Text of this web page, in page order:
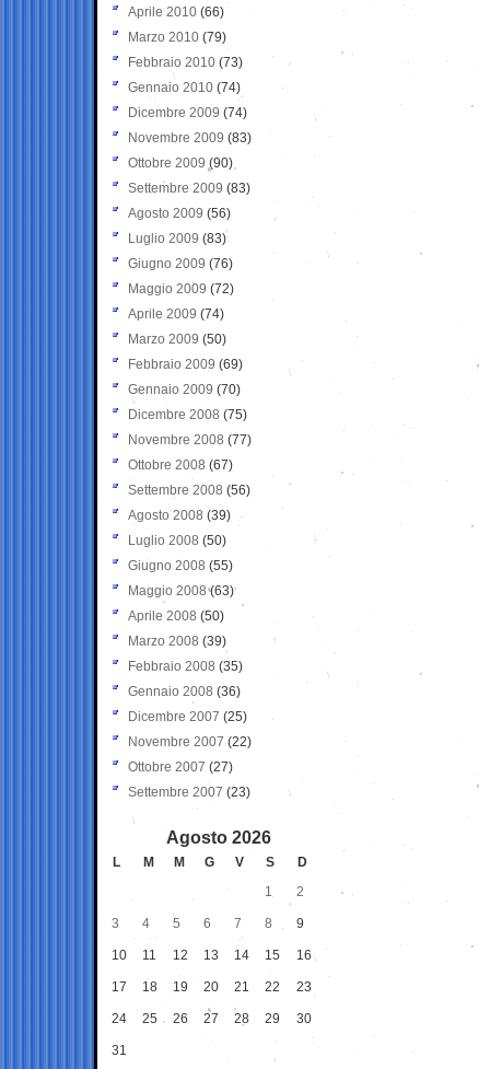
Aprile 2010 (66)
Marzo 2010 (79)
Febbraio 2010 (73)
Gennaio 2010 (74)
Dicembre 2009 (74)
Novembre 2009 (83)
Ottobre 2009 (90)
Settembre 2009 (83)
Agosto 2009 (56)
Luglio 2009 (83)
Giugno 2009 (76)
Maggio 2009 (72)
Aprile 2009 (74)
Marzo 2009 (50)
Febbraio 2009 (69)
Gennaio 2009 (70)
Dicembre 2008 (75)
Novembre 2008 (77)
Ottobre 2008 (67)
Settembre 2008 (56)
Agosto 2008 (39)
Luglio 2008 (50)
Giugno 2008 (55)
Maggio 2008(63)
Aprile 2008 (50)
Marzo 2008 (39)
Febbraio 2008 (35)
Gennaio 2008 (36)
Dicembre 2007 (25)
Novembre 2007 (22)
Ottobre 2007 (27)
Settembre 2007 (23)
Agosto 2026
L M M G V S
D
1
2
3 4 5 6 7 8 9
10 11 12 13 14 15 16
17 18 19 20 21 22 23
24 25 26 27 28 29 30
31